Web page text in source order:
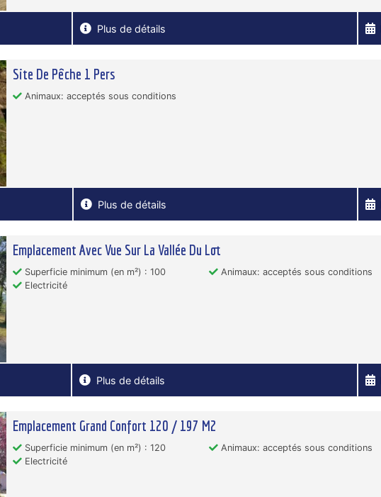
Plus de détails
Site De Pêche 1 Pers
Animaux: acceptés sous conditions
Plus de détails
Emplacement Avec Vue Sur La Vallée Du Lot
Superficie minimum (en m²) : 100
Animaux: acceptés sous conditions
Electricité
Plus de détails
Emplacement Grand Confort 120 / 197 M2
Superficie minimum (en m²) : 120
Animaux: acceptés sous conditions
Electricité